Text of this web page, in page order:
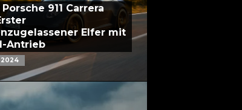
911 Carrera
Elfer mit
Antrieb
2024